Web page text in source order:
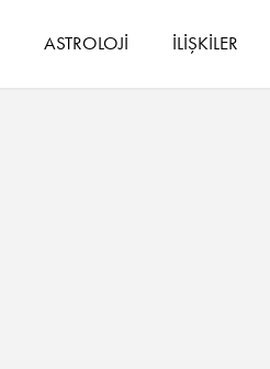
ASTROLOJİ İLİŞKİLER